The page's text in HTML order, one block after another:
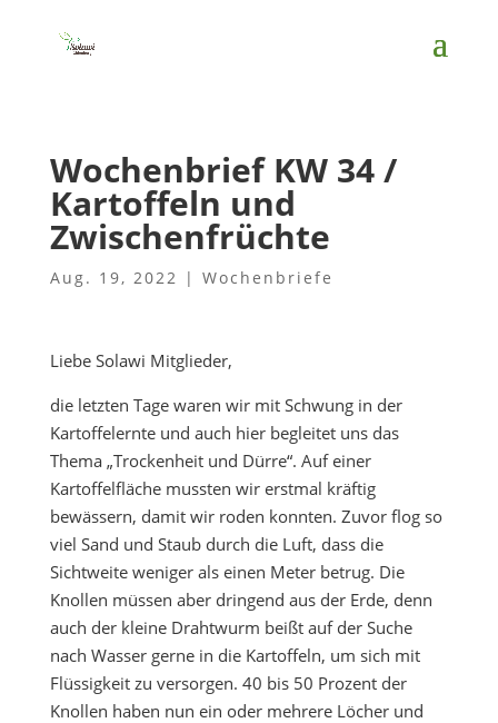
Wochenbrief KW 34 /
Kartoffeln und
Zwischenfrüchte
Aug. 19, 2022 | Wochenbriefe
Liebe Solawi Mitglieder,
die letzten Tage waren wir mit Schwung in der
Kartoffelernte und auch hier begleitet uns das
Thema „Trockenheit und Dürre“. Auf einer
Kartoffelfläche mussten wir erstmal kräftig
bewässern, damit wir roden konnten. Zuvor flog so
viel Sand und Staub durch die Luft, dass die
Sichtweite weniger als einen Meter betrug. Die
Knollen müssen aber dringend aus der Erde, denn
auch der kleine Drahtwurm beißt auf der Suche
nach Wasser gerne in die Kartoffeln, um sich mit
Flüssigkeit zu versorgen. 40 bis 50 Prozent der
Knollen haben nun ein oder mehrere Löcher und